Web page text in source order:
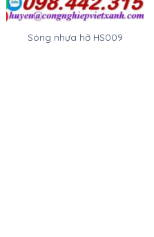
Sóng nhựa hở HS009